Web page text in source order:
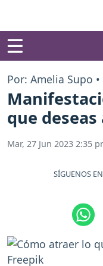
Por: Amelia Supo
que
Mar, 27 Jun 2023 2:35
SÍGUENOS